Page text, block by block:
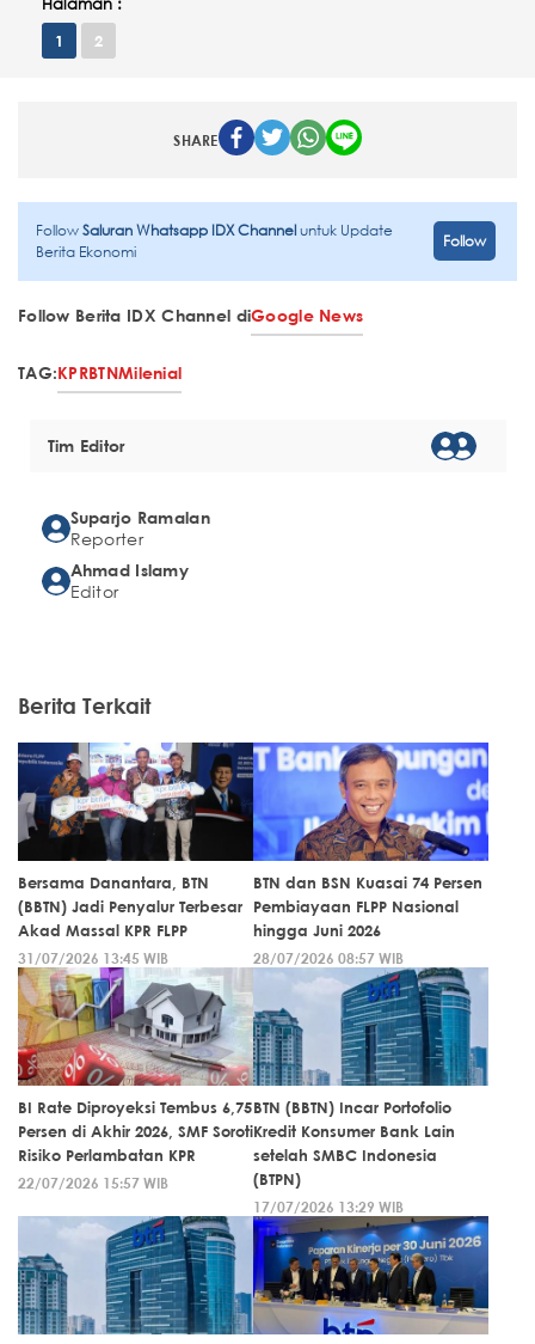
Halaman :
1 2
SHARE
FollowSaluran Whatsapp IDX Channeluntuk Update
Berita Ekonomi
Follow
Follow Berita IDX Channel diGoogle News
TAG:KPRBTNMilenial
Tim Editor
Suparjo Ramalan
Reporter
Ahmad Islamy
Editor
Berita Terkait
Bersama Danantara, BTN
(BBTN) Jadi Penyalur Terbesar
Akad Massal KPR FLPP
31/07/2026 13:45 WIB
BTN dan BSN Kuasai 74 Persen
Pembiayaan FLPP Nasional
hingga Juni 2026
28/07/2026 08:57 WIB
BI Rate Diproyeksi Tembus 6,75
Persen di Akhir 2026, SMF Soroti
Risiko Perlambatan KPR
22/07/2026 15:57 WIB
BTN (BBTN) Incar Portofolio
Kredit Konsumer Bank Lain
setelah SMBC Indonesia
(BTPN)
17/07/2026 13:29 WIB